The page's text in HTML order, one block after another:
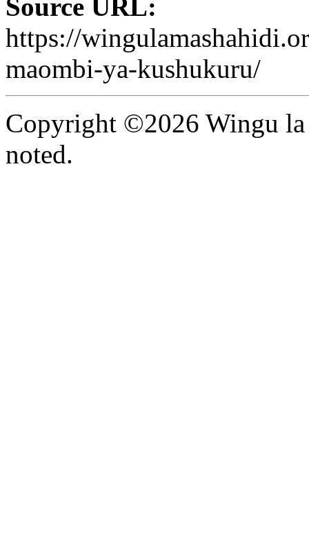
Source URL:
https://
maombi-ya-kushukuru/
Copyright ©2026 Wingu la
noted.